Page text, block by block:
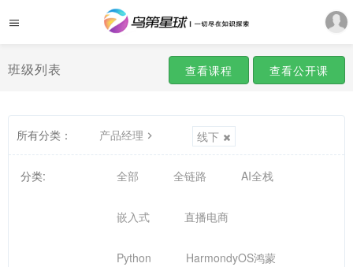
班级列表 查看课程 查看公开课
所有分类： 产品经理 线下
分类: 全部 全链路 AI全栈
嵌入式 直播电商
Python HarmondyOS鸿蒙